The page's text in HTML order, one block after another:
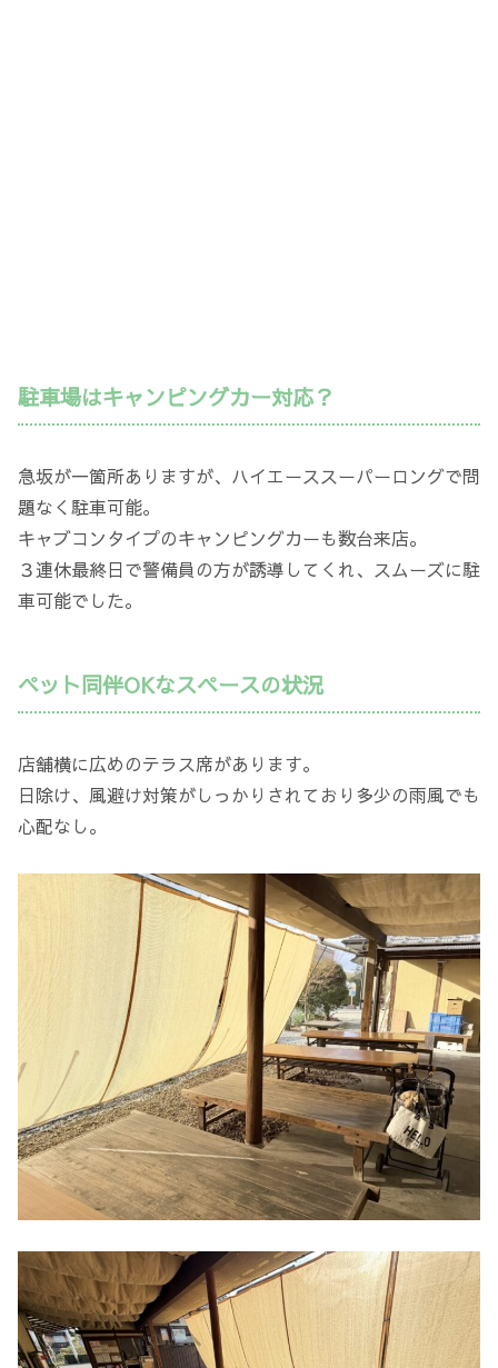
駐車場はキャンピングカー対応？
急坂が一箇所ありますが、ハイエーススーパーロングで問
題なく駐車可能。
キャブコンタイプのキャンピングカーも数台来店。
３連休最終日で警備員の方が誘導してくれ、スムーズに駐
車可能でした。
ペット同伴OKなスペースの状況
店舗横に広めのテラス席があります。
日除け、風避け対策がしっかりされており多少の雨風でも
心配なし。